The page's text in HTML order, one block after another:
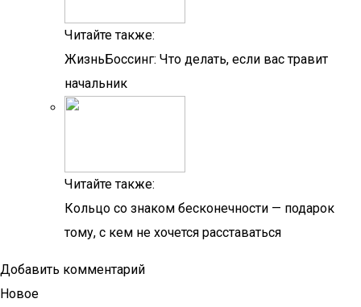
Читайте также:
ЖизньБоссинг: Что делать, если вас травит
начальник
Читайте также:
Кольцо со знаком бесконечности — подарок
тому, с кем не хочется расставаться
Добавить комментарий
Новое